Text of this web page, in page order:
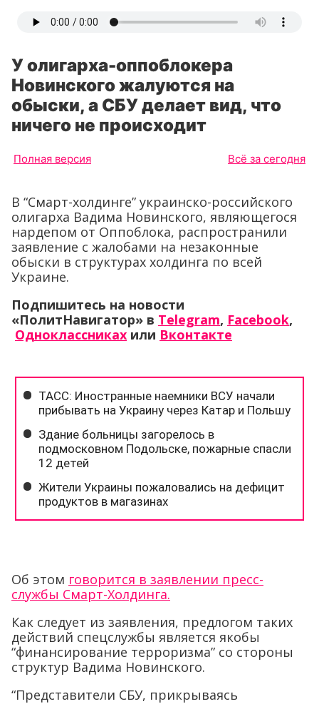
У олигарха-оппоблокера
Новинского жалуются на
обыски, а СБУ делает вид, что
ничего не происходит
Полная версия Всё за сегодня
В “Смарт-холдинге” украинско-российского
олигарха Вадима Новинского, являющегося
нардепом от Оппоблока, распространили
заявление с жалобами на незаконные
обыски в структурах холдинга по всей
Украине.
Подпишитесь на новости
«ПолитНавигатор» в Telegram, Facebook,
Одноклассниках или Вконтакте
Об этом говорится в заявлении пресс-
службы Смарт-Холдинга.
Как следует из заявления, предлогом таких
действий спецслужбы является якобы
“финансирование терроризма” со стороны
структур Вадима Новинского.
“Представители СБУ, прикрываясь